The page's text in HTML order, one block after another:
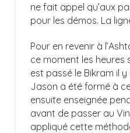
ne fait appel qu’aux
pour les démos. La
Pour en revenir à
ce moment les heures
est passé le Bikram il y
Jason a été formé à
ensuite enseignée
avant de passer au
appliqué cette